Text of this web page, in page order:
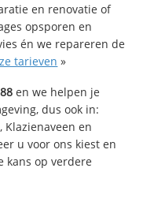
en renovatie of
opsporen en
én we repareren de
tarieven »
en we helpen je
dus ook in:
Klazienaveen en
u voor ons kiest en
kans op verdere